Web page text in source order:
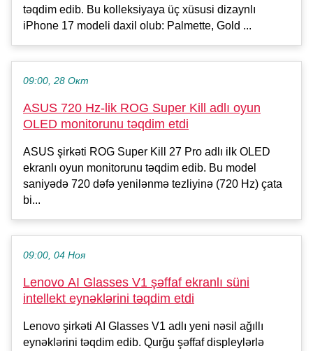
təqdim edib. Bu kolleksiyaya üç xüsusi dizaynlı
iPhone 17 modeli daxil olub: Palmette, Gold ...
09:00, 28 Окт
ASUS 720 Hz-lik ROG Super Kill adlı oyun
OLED monitorunu təqdim etdi
ASUS şirkəti ROG Super Kill 27 Pro adlı ilk OLED
ekranlı oyun monitorunu təqdim edib. Bu model
saniyədə 720 dəfə yenilənmə tezliyinə (720 Hz) çata
bi...
09:00, 04 Ноя
Lenovo AI Glasses V1 şəffaf ekranlı süni
intellekt eynəklərini təqdim etdi
Lenovo şirkəti AI Glasses V1 adlı yeni nəsil ağıllı
eynəklərini təqdim edib. Qurğu şəffaf displeylərlə